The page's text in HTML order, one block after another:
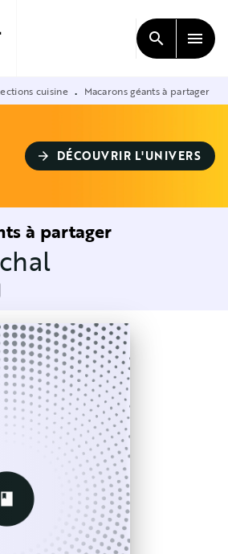
CONTENU
search menu
cuisine • Macarons géants à partager
arrow_forward DÉCOUVRIR L'UNIVERS
à partager